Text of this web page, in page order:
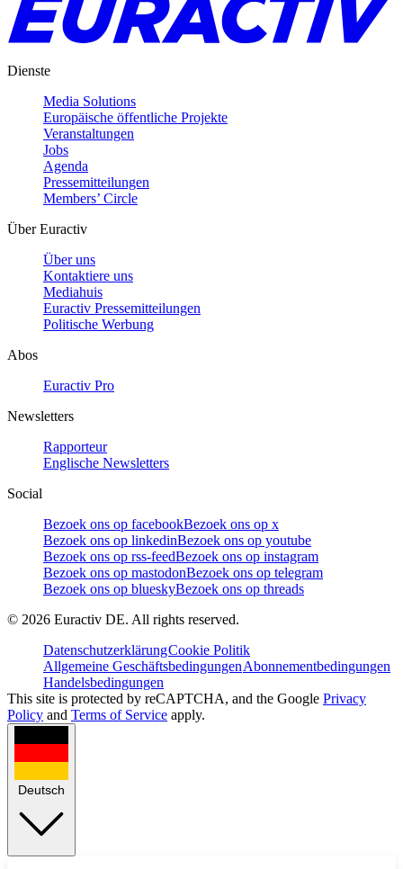
Dienste
Media Solutions
Europäische öffentliche Projekte
Veranstaltungen
Jobs
Agenda
Pressemitteilungen
Members’ Circle
Über Euractiv
Über uns
Kontaktiere uns
Mediahuis
Euractiv Pressemitteilungen
Politische Werbung
Abos
Euractiv Pro
Newsletters
Rapporteur
Englische Newsletters
Social
Bezoek ons op facebookBezoek ons op x
Bezoek ons op linkedinBezoek ons op youtube
Bezoek ons op rss-feedBezoek ons op instagram
Bezoek ons op mastodonBezoek ons op telegram
Bezoek ons op blueskyBezoek ons op threads
© 2026 Euractiv DE. All rights reserved.
DatenschutzerklärungCookie Politik
Allgemeine GeschäftsbedingungenAbonnementbedingungen
Handelsbedingungen
This site is protected by reCAPTCHA, and the Google Privacy
Policy and Terms of Service apply.
Deutsch